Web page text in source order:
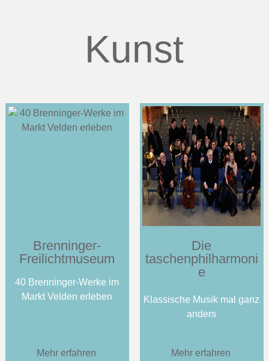
Kunst
Brenninger-
Freilichtmuseum
40 Brenninger-Werke im
Markt Velden erleben
Mehr erfahren
Die
taschenphilharmoni
e
Klassische Musik mal ganz
anders
Mehr erfahren